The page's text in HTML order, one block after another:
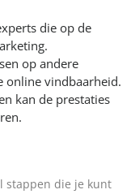
die op de
op andere
online vindbaarheid.
kan de prestaties
stappen die je kunt